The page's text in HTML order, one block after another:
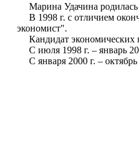
Марина Удачина родилась
В 1998 г. с отличием
экономист".
Кандидат экономических
С июля 1998 г. – январь
С января 2000 г. – октябрь